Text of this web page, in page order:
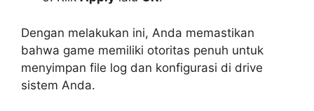
Dengan melakukan ini, Anda memastikan
bahwa game memiliki otoritas penuh untuk
menyimpan file log dan konfigurasi di drive
sistem Anda.